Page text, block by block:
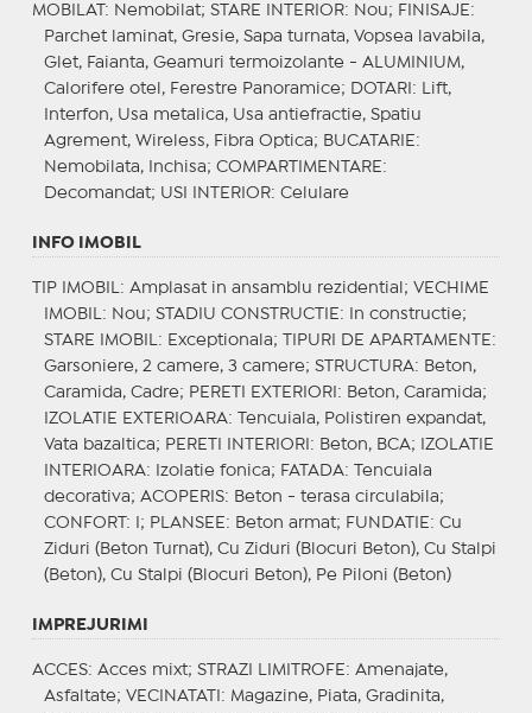
MOBILAT : Nemobilat; STARE INTERIOR: Nou; FINISAJE :
Parchet laminat, Gresie, Sapa turnata, Vopsea lavabila,
Glet, Faianta, Geamuri termoizolante - ALUMINIUM,
Calorifere otel, Ferestre Panoramice;
DOTARI : Lift,
Interfon, Usa metalica, Usa antiefractie, Spatiu
Agrement, Wireless, Fibra Optica; BUCATARIE :
Nemobilata, Inchisa; COMPARTIMENTARE :
Decomandat; USI INTERIOR: Celulare
INFO IMOBIL
TIP IMOBIL : Amplasat in ansamblu rezidential; VECHIME
IMOBIL : Nou; STADIU CONSTRUCTIE : In constructie;
STARE IMOBIL : Exceptionala; TIPURI DE APARTAMENTE :
Garsoniere, 2 camere, 3 camere; STRUCTURA: Beton,
Caramida, Cadre; PERETI EXTERIORI : Beton, Caramida;
IZOLATIE EXTERIOARA: Tencuiala, Polistiren expandat,
Vata bazaltica; PERETI INTERIORI : Beton, BCA;
IZOLATIE
INTERIOARA: Izolatie fonica; FATADA: Tencuiala
decorativa; ACOPERIS: Beton - terasa circulabila;
CONFORT : I; PLANSEE : Beton armat; FUNDATIE : Cu
Ziduri (Beton Turnat), Cu Ziduri (Blocuri Beton), Cu Stalpi
(Beton), Cu Stalpi (Blocuri Beton), Pe Piloni (Beton)
IMPREJURIMI
ACCES: Acces mixt; STRAZI LIMITROFE : Amenajate,
Asfaltate; VECINATATI : Magazine, Piata, Gradinita,